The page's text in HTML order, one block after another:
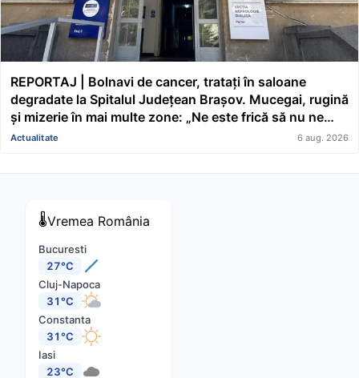
REPORTAJ | Bolnavi de cancer, tratați în saloane
degradate la Spitalul Județean Brașov. Mucegai, rugină
și mizerie în mai multe zone: „Ne este frică să nu ne
cadă tavanul în cap” FOTO/VIDEO
Actualitate 6 aug. 2026
🌡️Vremea România
Bucuresti
27°C
Cluj-Napoca
31°C
Constanta
31°C
Iasi
23°C